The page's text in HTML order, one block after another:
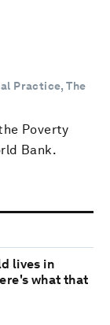
Practice, The
Poverty
Bank.
lives in
what that